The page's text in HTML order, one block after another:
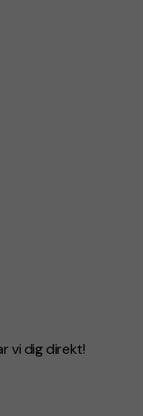
vi dig direkt!